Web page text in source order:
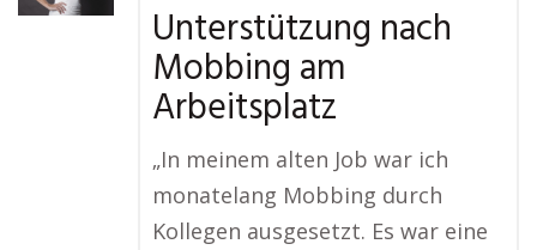
Unterstützung nach
Mobbing am
Arbeitsplatz
„In meinem alten Job war ich
monatelang Mobbing durch
Kollegen ausgesetzt. Es war eine